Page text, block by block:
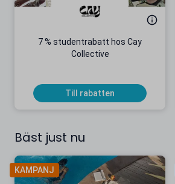
7 % studentrabatt hos Cay
Collective
Till rabatten
Bäst just nu
KAMPANJ